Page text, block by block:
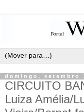
domingo, setembro
CIRCUITO
Luiza Amélia/